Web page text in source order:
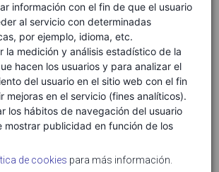
información con el fin de que el usuario
al servicio con determinadas
por ejemplo, idioma, etc.
la medición y análisis estadístico de la
hacen los usuarios y para analizar el
del usuario en el sitio web con el fin
mejoras en el servicio (fines analíticos).
los hábitos de navegación del usuario
mostrar publicidad en función de los
de cookies para más información.
ASOCIADAS
vida salud
y biodiversidad
y de recursos naturales